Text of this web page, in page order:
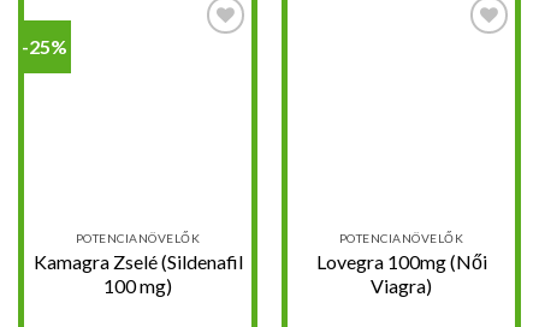
-25%
POTENCIANÖVELŐK
Kamagra Zselé (Sildenafil
100 mg)
POTENCIANÖVELŐK
Lovegra 100mg (Női
Viagra)